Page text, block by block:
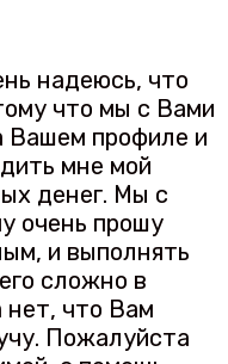
надеюсь, что
что мы с Вами
Вашем профиле и
мне мой
денег. Мы с
очень прошу
и выполнять
сложно в
нет, что Вам
Пожалуйста